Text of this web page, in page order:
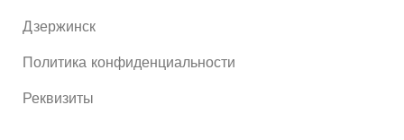
Дзержинск
Политика конфиденциальности
Реквизиты